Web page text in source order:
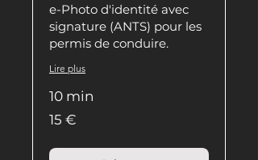
e-Photo d'identité avec
signature (ANTS) pour les
permis de conduire.
Lire plus
10 min
euros
15 €